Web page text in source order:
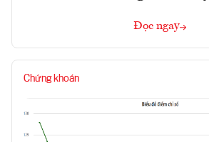
Đọc ngay
Chứng khoán